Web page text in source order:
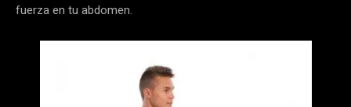
fuerza en tu abdomen.